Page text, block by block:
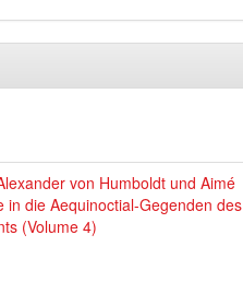
von Humboldt und Aimé
in die Aequinoctial-Gegenden des
(Volume 4)